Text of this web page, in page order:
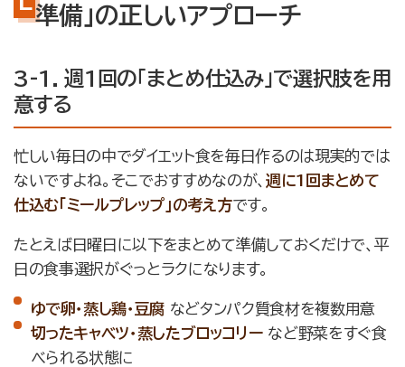
準備」の正しいアプローチ
3-1. 週1回の「まとめ仕込み」で選択肢を用
意する
忙しい毎日の中でダイエット食を毎日作るのは現実的では
ないですよね。そこでおすすめなのが、 週に1回まとめて
仕込む「ミールプレップ」の考え方です。
たとえば日曜日に以下をまとめて準備しておくだけで、平
日の食事選択がぐっとラクになります。
ゆで卵・蒸し鶏・豆腐 などタンパク質食材を複数用意
切ったキャベツ・蒸したブロッコリーなど野菜をすぐ食
べられる状態に